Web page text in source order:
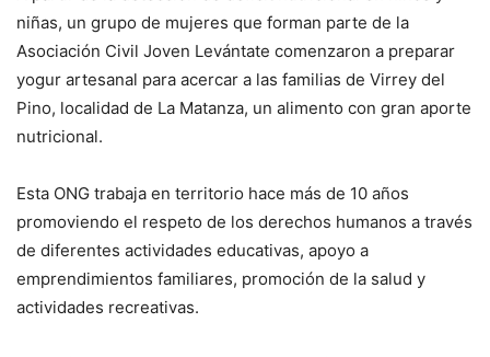
niñas, un grupo de mujeres que forman parte de la
Asociación Civil Joven Levántate comenzaron a preparar
yogur artesanal para acercar a las familias de Virrey del
Pino, localidad de La Matanza, un alimento con gran aporte
nutricional.
Esta ONG trabaja en territorio hace más de 10 años
promoviendo el respeto de los derechos humanos a través
de diferentes actividades educativas, apoyo a
emprendimientos familiares, promoción de la salud y
actividades recreativas.